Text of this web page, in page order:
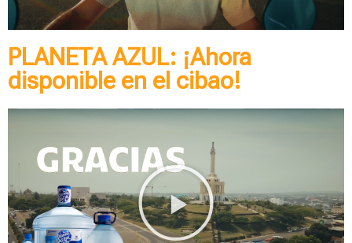
PLANETA AZUL: ¡Ahora
disponible en el cibao!